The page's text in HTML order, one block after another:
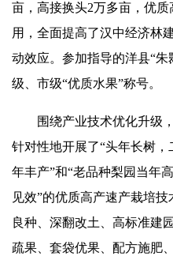
亩，高接换头2万多亩，优
用，全面提高了汉中经济林
动效应。参加指导的洋县“朱
级、市级“优质水果”称号。
围绕产业技术优化升级
针对性地开展了“头年长树
年丰产”和“老品种梨园当年
见效”的优质高产速产栽培
良种、深翻改土、高标准建
疏果、套袋优果、配方施肥